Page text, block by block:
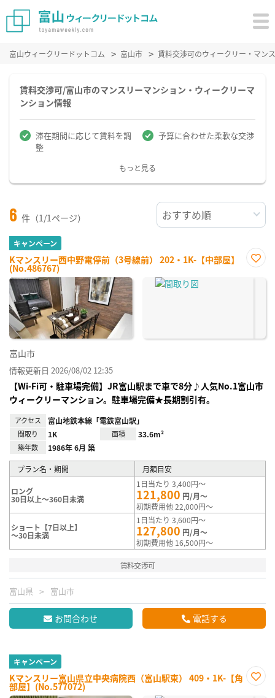
富山ウィークリードットコム 富山市 賃料交渉可のウィークリー・マン
賃料交渉可/富山市のマンスリーマンション・ウィークリーマ
ンション情報
滞在期間に応じて賃料を調
整
予算に合わせた柔軟な交渉
もっと見る
6 件（1/1ページ）
キャンペーン
Kマンスリー西中野電停前（3号線前） 202・1K-【中部屋】
(No.486767)
に入
富山市
情報更新日 2026/08/02 12:35
【Wi-Fi可・駐車場完備】JR富山駅まで車で8分♪人気No.1富山市
ウィークリーマンション。駐車場完備★長期割引有。
アクセス 富山地鉄本線「電鉄富山駅」
間取り 1K 面積 33.6m²
築年数 1986年 6月 築
プラン名・期間 月額目安
ロング
30日以上～360日未満
1日当たり 3,400円～
121,800 円/月～
初期費用他 22,000円～
ショート【7日以上】
～30日未満
1日当たり 3,600円～
127,800 円/月～
初期費用他 16,500円～
賃料交渉可
富山県 富山市
お問合わせ 電話する
キャンペーン
Kマンスリー富山県立中央病院西（富山駅東） 409・1K-【角
部屋】(No.577072)